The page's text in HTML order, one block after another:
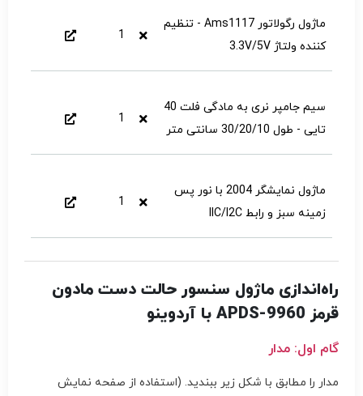
ماژول رگولاتور Ams1117 - تنظیم
کننده ولتاژ 3.3V/5V
1
سیم جامپر نری به مادگی فلت 40
تایی - طول 30/20/10 سانتی متر
1
ماژول نمایشگر 2004 با نور پس
زمینه سبز و رابط IIC/I2C
1
راه‌اندازی ماژول سنسور حالت دست مادون
قرمز APDS-9960 با آردوینو
گام اول: مدار
مدار را مطابق با شکل زیر ببندید. (استفاده از صفحه نمایش